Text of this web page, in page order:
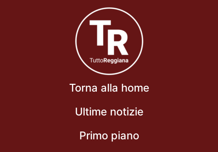
Torna alla home
Ultime notizie
Primo piano